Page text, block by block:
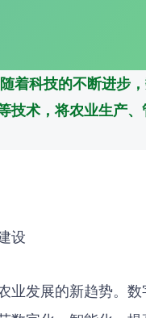
着科技的不断进步
技术，将农业生产
设
业发展的新趋势。